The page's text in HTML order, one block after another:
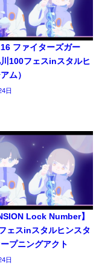
ファイターズガー
100フェスinスタルヒ
ム）
日
Lock Number】
ェスinスタルヒンスタ
プニングアクト
日